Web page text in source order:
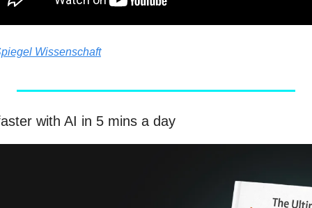
Wissenschaft
with AI in 5 mins a day